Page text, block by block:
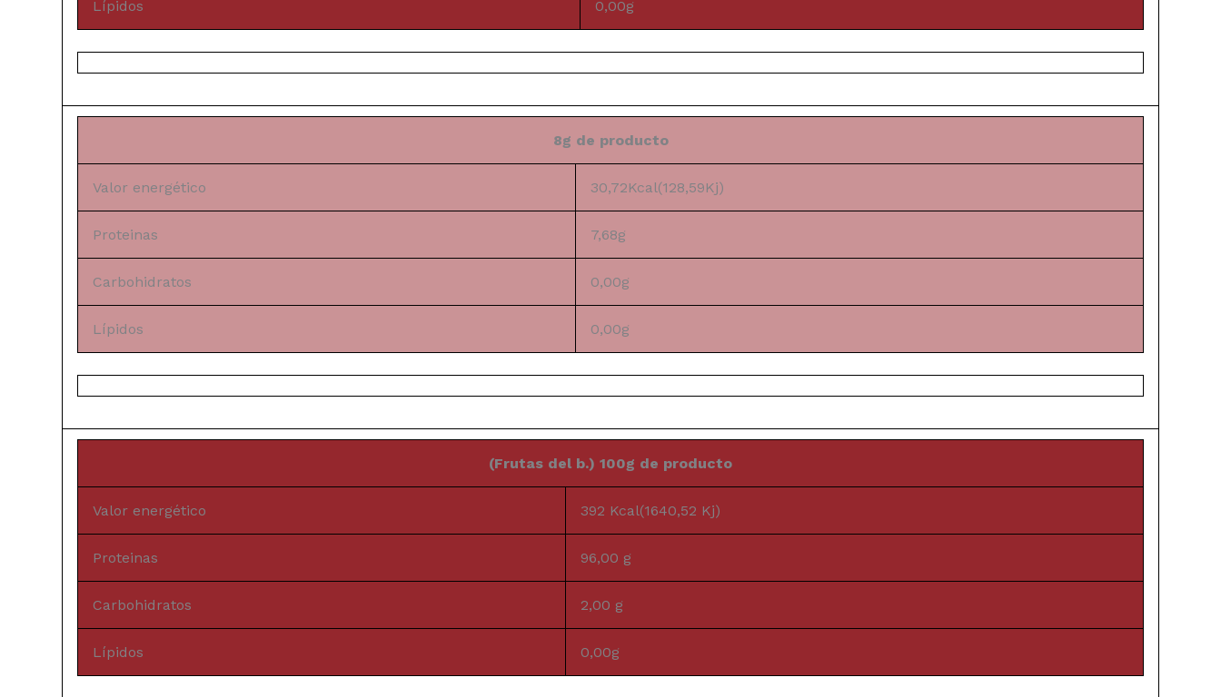
Lípidos 0,00g
8g de producto
Valor energético 30,72Kcal(128,59Kj)
Proteinas 7,68g
Carbohidratos 0,00g
Lípidos 0,00g
(Frutas del b.) 100g de producto
Valor energético 392 Kcal(1640,52 Kj)
Proteinas 96,00 g
Carbohidratos 2,00 g
Lípidos 0,00g